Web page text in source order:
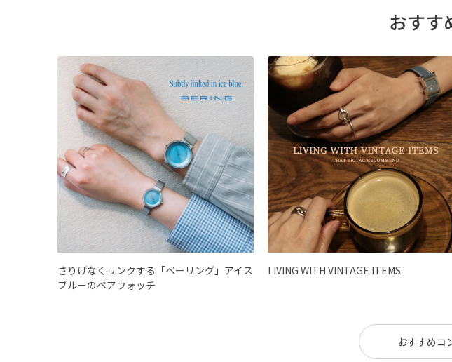
おすす
さりげなくリンクする「ベーリング」アイス
ブルーのペアウォッチ
LIVING WITH VINTAGE ITEMS
おすすめコ